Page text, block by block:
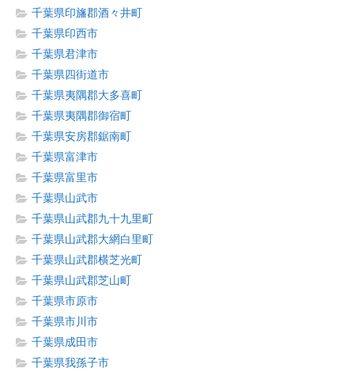
千葉県印旛郡酒々井町
千葉県印西市
千葉県君津市
千葉県四街道市
千葉県夷隅郡大多喜町
千葉県夷隅郡御宿町
千葉県安房郡鋸南町
千葉県富津市
千葉県富里市
千葉県山武市
千葉県山武郡九十九里町
千葉県山武郡大網白里町
千葉県山武郡横芝光町
千葉県山武郡芝山町
千葉県市原市
千葉県市川市
千葉県成田市
千葉県我孫子市